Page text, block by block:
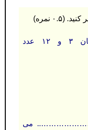
. (۰.۵ نمره)
الف) واسطه هندسی مثبت میان ۳ و ۱۲ عدد
۳۲ برابر …………………….. می